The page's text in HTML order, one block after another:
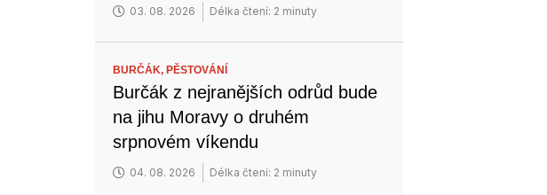
03. 08. 2026 Délka čtení: 2 minuty
BURČÁK, PĚSTOVÁNÍ
Burčák z nejranějších odrůd bude
na jihu Moravy o druhém
srpnovém víkendu
04. 08. 2026 Délka čtení: 2 minuty